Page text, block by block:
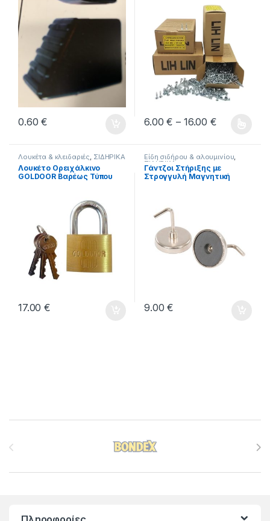
0.60€
Μήκος Γαλβανιζέ Φρεζάτες
LIH-LIN Σε Συσκευσίες Των
50τεμ. Σε Σακακουλάκι.
6.00€ – 16.00 €Price
Λουκέτα & κλειδαριές, ΣΙΔΗΡΙΚΑ
Λουκέτο Ορειχάλκινο
GOLDOOR Βαρέως Τύπου
17.00€
Είδη σιδήρου & αλουμινίου,
ΣΙΔΗΡΙΚΑ
Γάντζοι Στήριξης με
Στρογγυλή Μαγνητική
9.00€